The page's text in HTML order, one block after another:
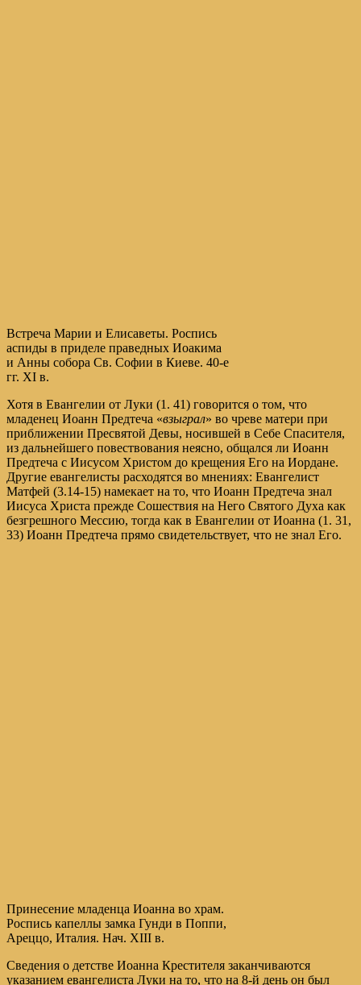
Встреча Марии и Елисаветы. Роспись
аспиды в приделе праведных Иоакима
и Анны собора Св. Софии в Киеве. 40-е
гг. XI в.
Хотя в Евангелии от Луки (1. 41) говорится о том, что
младенец Иоанн Предтеча «взыграл» во чреве матери при
приближении Пресвятой Девы, носившей в Себе Спасителя,
из дальнейшего повествования неясно, общался ли Иоанн
Предтеча с Иисусом Христом до крещения Его на Иордане.
Другие евангелисты расходятся во мнениях: Евангелист
Матфей (3.14-15) намекает на то, что Иоанн Предтеча знал
Иисуса Христа прежде Сошествия на Него Святого Духа как
безгрешного Мессию, тогда как в Евангелии от Иоанна (1. 31,
33) Иоанн Предтеча прямо свидетельствует, что не знал Его.
Принесение младенца Иоанна во храм.
Роспись капеллы замка Гунди в Поппи,
Ареццо, Италия. Нач. XIII в.
Сведения о детстве Иоанна Крестителя заканчиваются
указанием евангелиста Луки на то, что на 8-й день он был